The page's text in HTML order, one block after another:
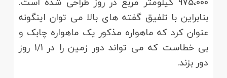
بنابراین با تلفیق گفته های بالا می توان اینگونه
عنوان کرد که ماهواره مذکور یک ماهواره چابک و
بی خطاست که می تواند دور زمین را در 1/1 روز
دور بزند.